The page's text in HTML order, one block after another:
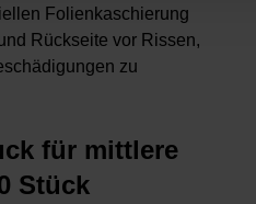
Folienkaschierung
Rückseite vor Rissen,
zu
für mittlere
Stück